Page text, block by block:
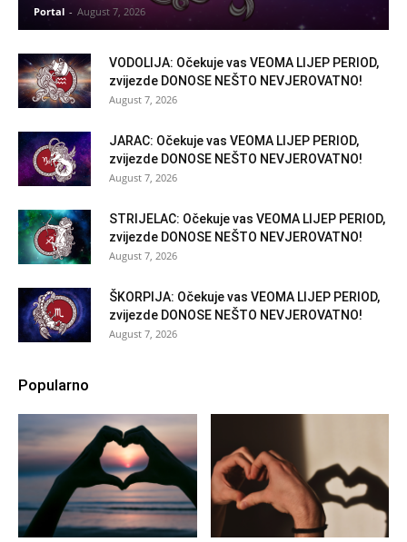
Portal - August 7, 2026
VODOLIJA: Očekuje vas VEOMA LIJEP PERIOD,
zvijezde DONOSE NEŠTO NEVJEROVATNO!
August 7, 2026
JARAC: Očekuje vas VEOMA LIJEP PERIOD,
zvijezde DONOSE NEŠTO NEVJEROVATNO!
August 7, 2026
STRIJELAC: Očekuje vas VEOMA LIJEP PERIOD,
zvijezde DONOSE NEŠTO NEVJEROVATNO!
August 7, 2026
ŠKORPIJA: Očekuje vas VEOMA LIJEP PERIOD,
zvijezde DONOSE NEŠTO NEVJEROVATNO!
August 7, 2026
Popularno